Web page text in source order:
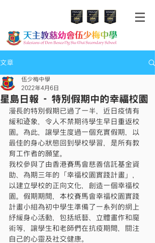
文章
星島日報 - 特別假期中的幸福校園
伍少梅中學
2022年4月6日
漫長的特別假期已過了一半，近日疫情有
緩和迹象，令人不禁期待學生早日重返校
園。為此，讓學生度過一個充實假期，以
最佳的身心狀態回到學校學習，是所有教
育工作者的願望。
我校參與了由香港賽馬會慈善信託基金資
助、為期三年的「幸福校園實踐計畫」，
以建立學校的正向文化，創造一個幸福校
園。假期期間，本校賽馬會幸福校園實踐
計畫小組為初中學生準備了一系列的網上
紓緩身心活動，包括紙藝、立體畫作和魔
術等，讓學生和老師們在抗疫期間，關注
自己的心靈及社交健康。